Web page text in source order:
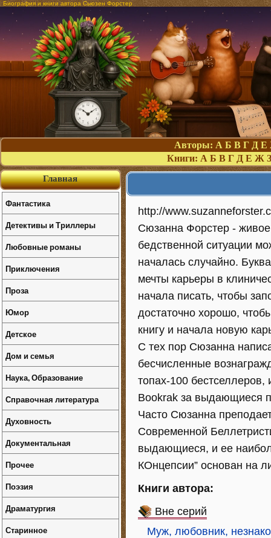
Биография и книги автора Сьюзен Форстер
Авторы: А Б В Г Д Е
Книги: А Б В Г Д Е Ж З
http://
Сюзанна Форстер - живое
бедственной ситуации
началась случайно.
мечты карьеры в
начала писать, чтобы
достаточно хорошо,
книгу и начала новую
С тех пор Сюзанна
бесчисленные
топах-100
Bookrak за выдающиеся
Часто Сюзанна
Современной
выдающиеся, и ее
КОнцепсии” основан на
Книги автора:
Вне серий
Муж, любовник,
Главная
Фантастика
Детективы и Триллеры
Любовные романы
Приключения
Проза
Юмор
Детское
Дом и семья
Наука, Образование
Справочная литература
Духовность
Документальная
Прочее
Поэзия
Драматургия
Старинное